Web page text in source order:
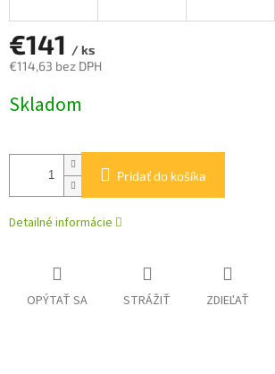
€141 / ks
€114,63 bez DPH
cena:
Skladom
Pridať do košíka
Detailné informácie
OPÝTAŤ SA STRÁŽIŤ ZDIEĽAŤ